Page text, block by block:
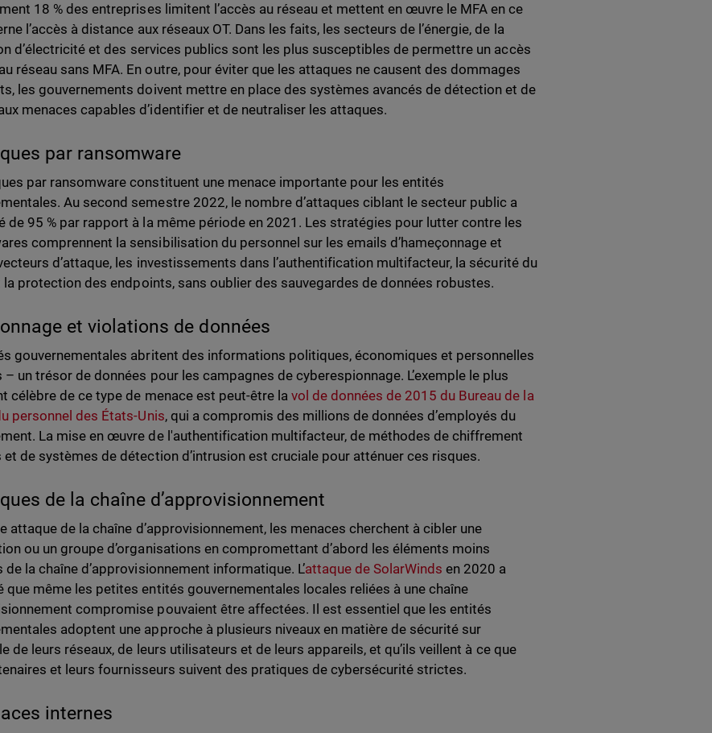
18 % des entreprises limitent l’accès au réseau et mettent en œuvre le MFA en ce
l’accès à distance aux réseaux OT. Dans les faits, les secteurs de l’énergie, de la
d’électricité et des services publics sont les plus susceptibles de permettre un accès
réseau sans MFA. En outre, pour éviter que les attaques ne causent des dommages
les gouvernements doivent mettre en place des systèmes avancés de détection et de
menaces capables d’identifier et de neutraliser les attaques.
par ransomware
par ransomware constituent une menace importante pour les entités
Au second semestre 2022, le nombre d’attaques ciblant le secteur public a
de 95 % par rapport à la même période en 2021. Les stratégies pour lutter contre les
comprennent la sensibilisation du personnel sur les emails d’hameçonnage et
d’attaque, les investissements dans l’authentification multifacteur, la sécurité du
la protection des endpoints, sans oublier des sauvegardes de données robustes.
et violations de données
gouvernementales abritent des informations politiques, économiques et personnelles
– un trésor de données pour les campagnes de cyberespionnage. L’exemple le plus
célèbre de ce type de menace est peut-être lavol de données de 2015 du Bureau de la
personnel des États-Unis, qui a compromis des millions de données d’employés du
La mise en œuvre de l'authentification multifacteur, de méthodes de chiffrement
et de systèmes de détection d’intrusion est cruciale pour atténuer ces risques.
de la chaîne d’approvisionnement
attaque de la chaîne d’approvisionnement, les menaces cherchent à cibler une
ou un groupe d’organisations en compromettant d’abord les éléments moins
de la chaîne d’approvisionnement informatique. L’attaque de SolarWinds en 2020 a
que même les petites entités gouvernementales locales reliées à une chaîne
compromise pouvaient être affectées. Il est essentiel que les entités
adoptent une approche à plusieurs niveaux en matière de sécurité sur
de leurs réseaux, de leurs utilisateurs et de leurs appareils, et qu’ils veillent à ce que
et leurs fournisseurs suivent des pratiques de cybersécurité strictes.
internes